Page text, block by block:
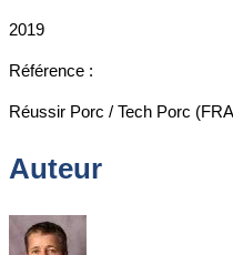
2019
Référence :
Réussir Porc / Tech Porc
Auteur